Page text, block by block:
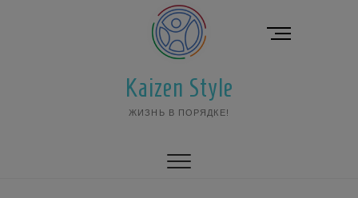
Kaizen Style
ЖИЗНЬ В ПОРЯДКЕ!
К